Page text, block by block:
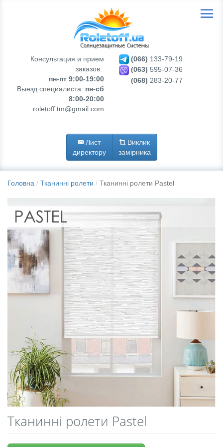
Консультация и прием
заказов:
пн-пт 9:00-19:00
Выезд специалиста: пн-сб
8:00-20:00
roletoff.tm@gmail.com
(066) 133-79-19
(063) 595-07-36
(068) 283-20-77
Лист
директору
Виклик
замірника
Головна Тканинні ролети Тканинні ролети Pastel
Тканинні ролети Pastel